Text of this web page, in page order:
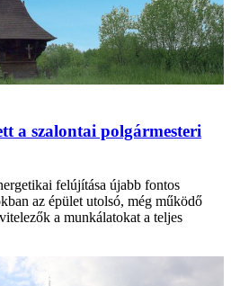
a szalontai polgármesteri
felújítása újabb fontos
az épület utolsó, még működő
a munkálatokat a teljes